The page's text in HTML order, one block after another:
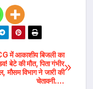
में आकाशीय बिजली का
बेटे की मौत, पिता गंभीर
मौसम विभाग ने जारी की
चेतावनी….